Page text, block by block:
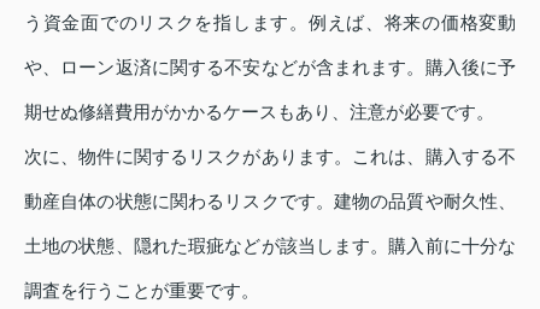
う資金面でのリスクを指します。例えば、将来の価格変動
や、ローン返済に関する不安などが含まれます。購入後に予
期せぬ修繕費用がかかるケースもあり、注意が必要です。
次に、物件に関するリスクがあります。これは、購入する不
動産自体の状態に関わるリスクです。建物の品質や耐久性、
土地の状態、隠れた瑕疵などが該当します。購入前に十分な
調査を行うことが重要です。